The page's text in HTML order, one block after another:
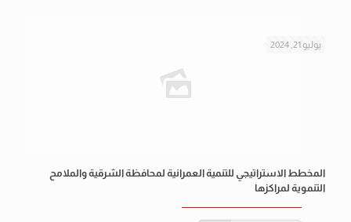
يوليو 21, 2024
المخطط الاستراتيجي للتنمية العمرانية لمحافظة الشرقية والملامح
التنموية لمراكزها